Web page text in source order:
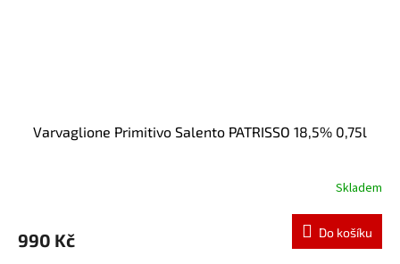
Varvaglione Primitivo Salento PATRISSO 18,5% 0,75l
Skladem
990 Kč Do košíku